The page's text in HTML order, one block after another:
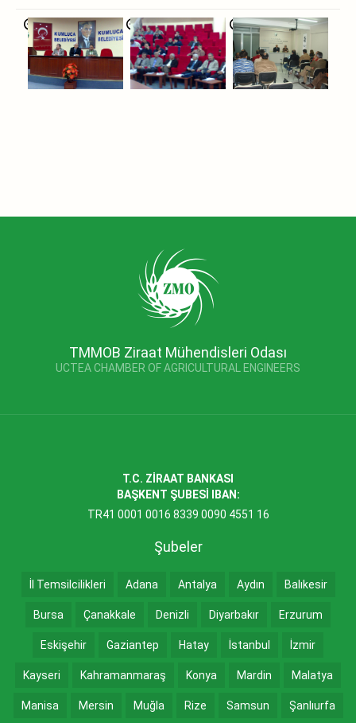
TMMOB Ziraat Mühendisleri Odası
UCTEA CHAMBER OF AGRICULTURAL ENGINEERS
T.C. ZİRAAT BANKASI
BAŞKENT ŞUBESİ IBAN:
TR41 0001 0016 8339 0090 4551 16
Şubeler
İl Temsilcilikleri Adana Antalya Aydın Balıkesir
Bursa Çanakkale Denizli Diyarbakır Erzurum
Eskişehir Gaziantep Hatay İstanbul İzmir
Kayseri Kahramanmaraş Konya Mardin Malatya
Manisa Mersin Muğla Rize Samsun Şanlıurfa